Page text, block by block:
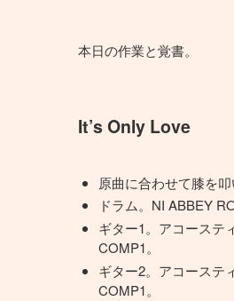
本日の作業と覚書。
It’s Only Love
原曲に合わせて膝を
ドラム。NI ABBEY
ギター1。アコーステ
COMP1。
ギター2。アコーステ
COMP1。